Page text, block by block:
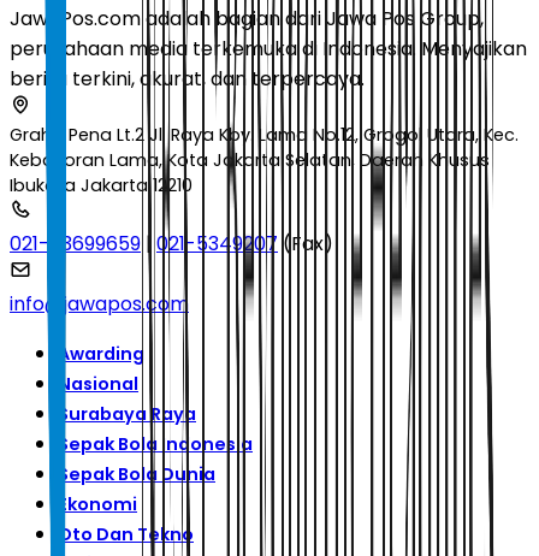
JawaPos.com adalah bagian dari Jawa Pos Group,
perusahaan media terkemuka di Indonesia. Menyajikan
berita terkini, akurat, dan terpercaya.
Graha Pena Lt.2 Jl. Raya Kby. Lama No.12, Grogol Utara, Kec.
Kebayoran Lama, Kota Jakarta Selatan, Daerah Khusus
Ibukota Jakarta 12210
021-53699659 | 021-5349207 (Fax)
info@jawapos.com
Awarding
Nasional
Surabaya Raya
Sepak Bola Indonesia
Sepak Bola Dunia
Ekonomi
Oto Dan Tekno